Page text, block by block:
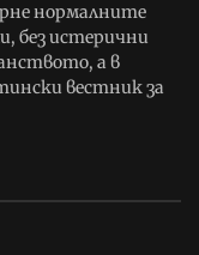
нормалните
без истерични
а в
вестник за